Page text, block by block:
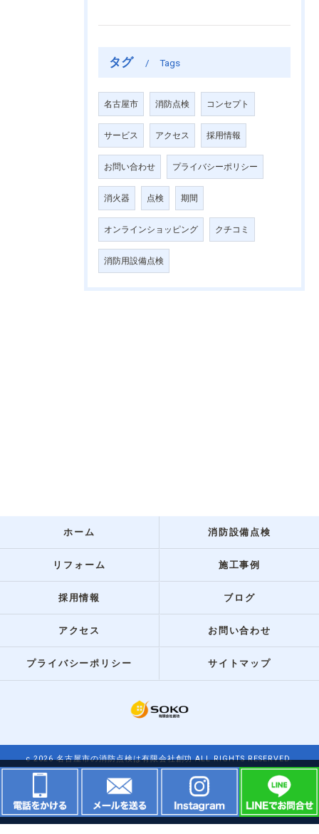
タグ Tags
名古屋市 消防点検 コンセプト
サービス アクセス 採用情報
お問い合わせ プライバシーポリシー
消火器 点検 期間
オンラインショッピング クチコミ
消防用設備点検
ホーム 消防設備点検
リフォーム 施工事例
採用情報 ブログ
アクセス お問い合わせ
プライバシーポリシー サイトマップ
c 2026 名古屋市の消防点検は有限会社創功 ALL RIGHTS RESERVED.